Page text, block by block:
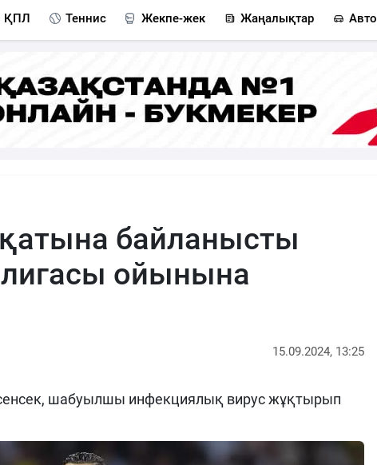
ҚПЛ Теннис Жекпе-жек Жаңалықтар Авто
байланысты
ойынына
15.09.2024, 13:25
сенсек, шабуылшы инфекциялық вирус жұқтырып